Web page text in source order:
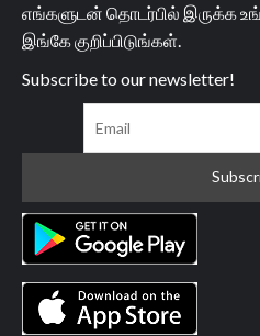
எங்களுடன் தொடர்பில் இருக்க
இங்கே குறிப்பிடுங்கள்.
Subscribe to our newsletter!